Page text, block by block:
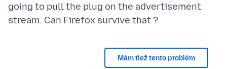
going to pull the plug on the advertisement
Mám tiež tento problém